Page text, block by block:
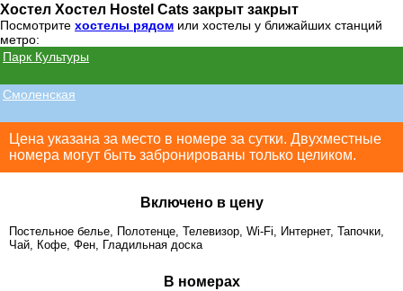
Хостел Хостел Hostel Cats закрыт закрыт
Посмотрите хостелы рядом или хостелы у ближайших станций
метро:
Парк Культуры
Смоленская
Цена указана за место в номере за сутки. Двухместные
номера могут быть забронированы только целиком.
Включено в цену
Постельное белье, Полотенце, Телевизор, Wi-Fi, Интернет, Тапочки,
Чай, Кофе, Фен, Гладильная доска
В номерах